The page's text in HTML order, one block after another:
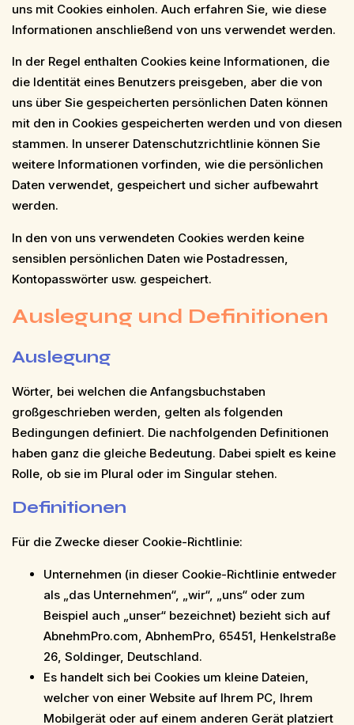
uns mit Cookies einholen. Auch erfahren Sie, wie diese
Informationen anschließend von uns verwendet werden.
In der Regel enthalten Cookies keine Informationen, die
die Identität eines Benutzers preisgeben, aber die von
uns über Sie gespeicherten persönlichen Daten können
mit den in Cookies gespeicherten werden und von diesen
stammen. In unserer Datenschutzrichtlinie können Sie
weitere Informationen vorfinden, wie die persönlichen
Daten verwendet, gespeichert und sicher aufbewahrt
werden.
In den von uns verwendeten Cookies werden keine
sensiblen persönlichen Daten wie Postadressen,
Kontopasswörter usw. gespeichert.
Auslegung und Definitionen
Auslegung
Wörter, bei welchen die Anfangsbuchstaben
großgeschrieben werden, gelten als folgenden
Bedingungen definiert. Die nachfolgenden Definitionen
haben ganz die gleiche Bedeutung. Dabei spielt es keine
Rolle, ob sie im Plural oder im Singular stehen.
Definitionen
Für die Zwecke dieser Cookie-Richtlinie:
Unternehmen (in dieser Cookie-Richtlinie entweder
als „das Unternehmen“, „wir“, „uns“ oder zum
Beispiel auch „unser“ bezeichnet) bezieht sich auf
AbnehmPro.com, AbnhemPro, 65451, Henkelstraße
26, Soldinger, Deutschland.
Es handelt sich bei Cookies um kleine Dateien,
welcher von einer Website auf Ihrem PC, Ihrem
Mobilgerät oder auf einem anderen Gerät platziert